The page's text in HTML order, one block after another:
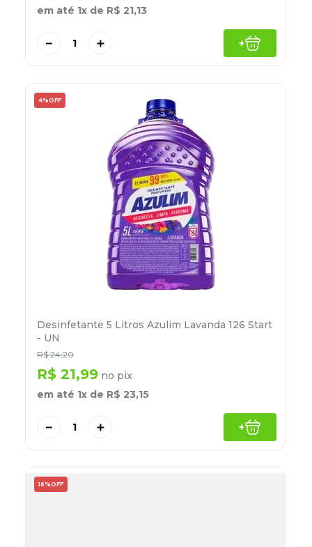
em até 1x de R$ 21,13
＋
－ +
4% OFF
Desinfetante 5 Litros Azulim Lavanda 126 Start
- UN
R$ 24,20
R$ 21,99 no pix
em até 1x de R$ 23,15
＋
－ +
16% OFF